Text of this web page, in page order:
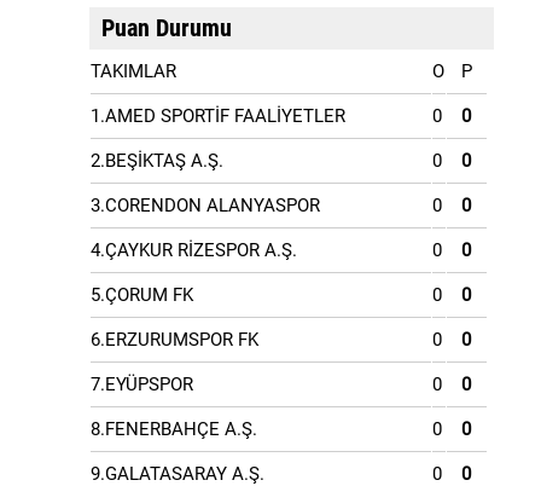
Puan Durumu
TAKIMLAR O P
1.AMED SPORTİF FAALİYETLER 0 0
2.BEŞİKTAŞ A.Ş. 0 0
3.CORENDON ALANYASPOR 0 0
4.ÇAYKUR RİZESPOR A.Ş. 0 0
5.ÇORUM FK 0 0
6.ERZURUMSPOR FK 0 0
7.EYÜPSPOR 0 0
8.FENERBAHÇE A.Ş. 0 0
9.GALATASARAY A.Ş. 0 0